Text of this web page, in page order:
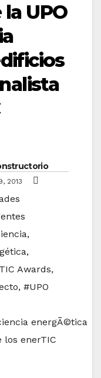
UPO
2013
,
,
Awards,
, #UPO